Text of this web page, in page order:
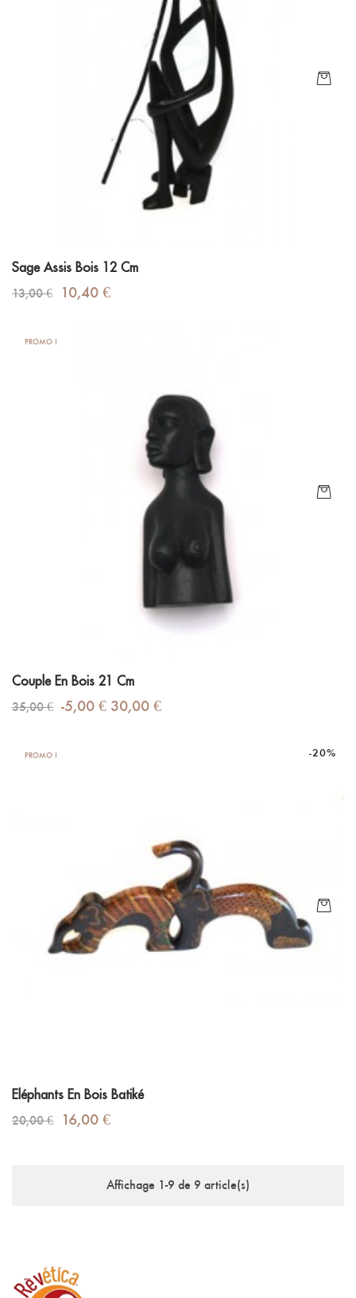
Sage Assis Bois 12 Cm
Prix
13,00 € Prix
10,40 €
PROMO !
Couple En Bois 21 Cm
Prix
35,00 € -5,00 € Prix
30,00 €
PROMO !
Eléphants En Bois Batiké
Prix
20,00 €
-20%
Prix
16,00 €
Affichage 1-9 de 9 article(s)